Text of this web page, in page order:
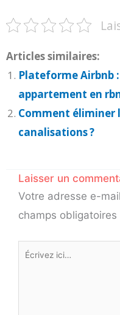
Articles similaires:
Plateforme Airbnb
appartement en
Comment éliminer
canalisations ?
Laisser un
Votre adresse e-
champs
Écrivez